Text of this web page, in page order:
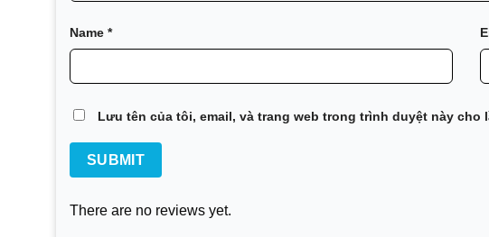
Xử lý nước và chất thải
Name *
Lưu tên của tôi, email, và trang web trong trình duyệt này cho
There are no reviews yet.